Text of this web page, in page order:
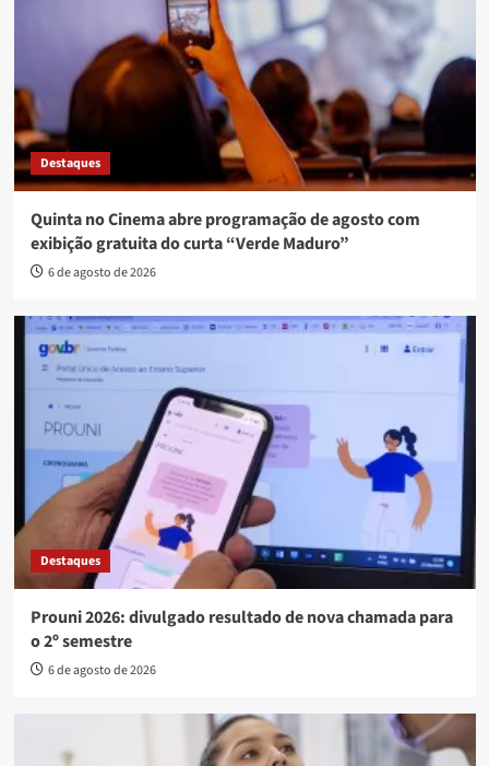
Destaques
Quinta no Cinema abre programação de agosto com
exibição gratuita do curta “Verde Maduro”
6 de agosto de 2026
Destaques
Prouni 2026: divulgado resultado de nova chamada para
o 2º semestre
6 de agosto de 2026